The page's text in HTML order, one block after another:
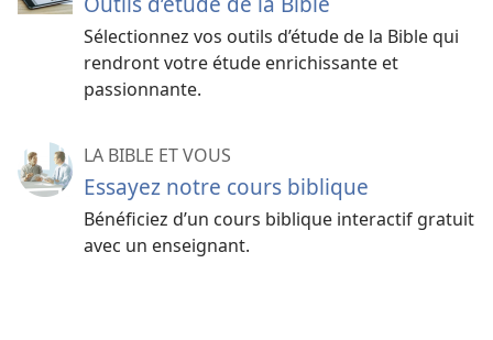
Sélectionnez vos outils d’étude de la Bible qui
rendront votre étude enrichissante et
passionnante.
LA BIBLE ET VOUS
Essayez notre cours biblique
Bénéficiez d’un cours biblique interactif gratuit
avec un enseignant.